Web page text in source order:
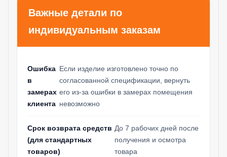
Важные детали по
индивидуальным заказам
Ошибка
в
замерах
клиента
Если изделие изготовлено точно по
согласованной спецификации, вернуть
его из-за ошибки в замерах помещения
невозможно
Срок возврата средств
(для стандартных
товаров)
До 7 рабочих дней после
получения и осмотра
товара